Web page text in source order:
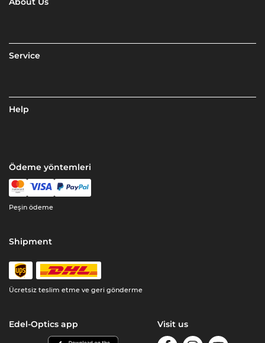
Service
Help
Ödeme yöntemleri
Peşin ödeme
Shipment
Ücretsiz teslim etme ve geri gönderme
Edel-Optics app Visit us